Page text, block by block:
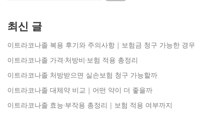
최신 글
이트라코나졸 복용 후기와 주의사항｜보험금 청구 가능한 경우
이트라코나졸 가격·처방비·보험 적용 총정리
이트라코나졸 처방받으면 실손보험 청구 가능할까
이트라코나졸 대체약 비교｜어떤 약이 더 좋을까
이트라코나졸 효능·부작용 총정리｜보험 적용 여부까지